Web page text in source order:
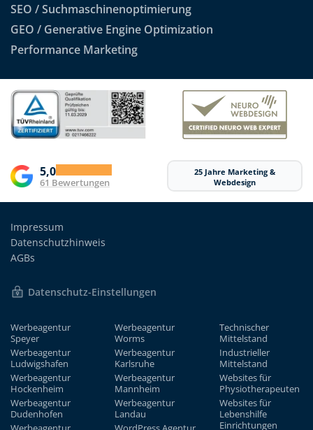
SEO / Suchmaschinenoptimierung
GEO / Generative Engine Optimization
Performance Marketing
5,0
61 Bewertungen
25 Jahre Marketing &
Webdesign
Impressum
Datenschutzhinweis
AGBs
Datenschutz-Einstellungen
Werbeagentur
Speyer
Werbeagentur
Ludwigshafen
Werbeagentur
Hockenheim
Werbeagentur
Dudenhofen
Werbeagentur
Worms
Werbeagentur
Karlsruhe
Werbeagentur
Mannheim
Werbeagentur
Landau
Technischer
Mittelstand
Industrieller
Mittelstand
Websites für
Physiotherapeuten
Websites für
Lebenshilfe
Einrichtungen